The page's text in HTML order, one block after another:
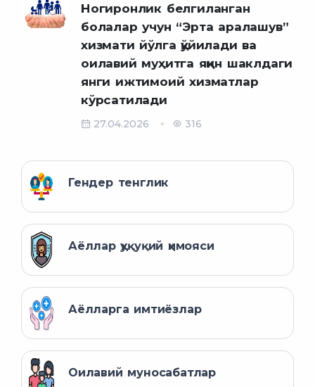
Ногиронлик белгиланган
болалар учун “Эрта аралашув”
хизмати йўлга қўйилади ва
оилавий муҳитга яқин шаклдаги
янги ижтимоий хизматлар
кўрсатилади
27.04.2026 316
Гендер тенглик
Аёллар ҳуқуқий ҳимояси
Аёлларга имтиёзлар
Оилавий муносабатлар